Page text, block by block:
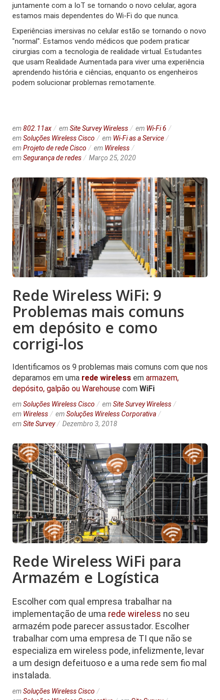
juntamente com a IoT se tornando o novo celular, agora
estamos mais dependentes do Wi-Fi do que nunca.
Experiências imersivas no celular estão se tornando o novo
"normal". Estamos vendo médicos que podem praticar
cirurgias com a tecnologia de realidade virtual. Estudantes
que usam Realidade Aumentada para viver uma experiência
aprendendo história e ciências, enquanto os engenheiros
podem solucionar problemas remotamente.
em 802.11ax em Site Survey Wireless em Wi-Fi 6
em Soluções Wireless Cisco em Wi-Fi as a Service
em Projeto de rede Cisco em Wireless
em Segurança de redes Março 25, 2020
Rede Wireless WiFi: 9
Problemas mais comuns
em depósito e como
corrigi-los
Identificamos os 9 problemas mais comuns com que nos
deparamos em uma rede wireless em armazem,
depósito, galpão ou Warehouse com WiFi
em Soluções Wireless Cisco em Site Survey Wireless
em Wireless em Soluções Wireless Corporativa
em Site Survey Dezembro 3, 2018
Rede Wireless WiFi para
Armazém e Logística
Escolher com qual empresa trabalhar na
implementação de uma rede wireless no seu
armazém pode parecer assustador. Escolher
trabalhar com uma empresa de TI que não se
especializa em wireless pode, infelizmente, levar
a um design defeituoso e a uma rede sem fio mal
instalada.
em Soluções Wireless Cisco